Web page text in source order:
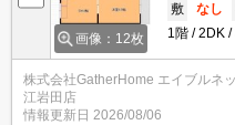
画像：12枚
敷
なし
1階
2DK
株式会社GatherHome エイブルネ
江岩田店
情報更新日 2026/08/06